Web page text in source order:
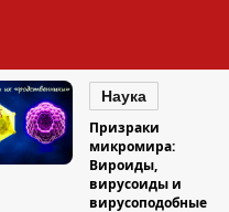
Наука
Призраки
микромира:
Вироиды,
вирусоиды и
вирусоподобные